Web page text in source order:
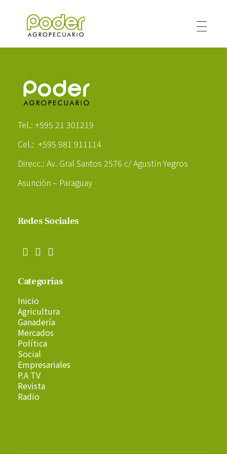
Tel.: +595 21 301219
Cel.: +595 981 911114
Direcc.: Av. Gral Santos 2576 c/ Agustín Yegros
Asunción – Paraguay
Redes Sociales
Categorías
Inicio
Agricultura
Ganadería
Mercados
Política
Social
Empresariales
P.A TV
Revista
Radio